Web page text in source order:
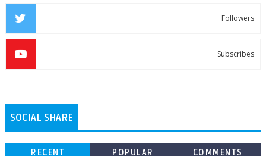
Followers
Subscribes
SOCIAL SHARE
RECENT POPULAR COMMENTS